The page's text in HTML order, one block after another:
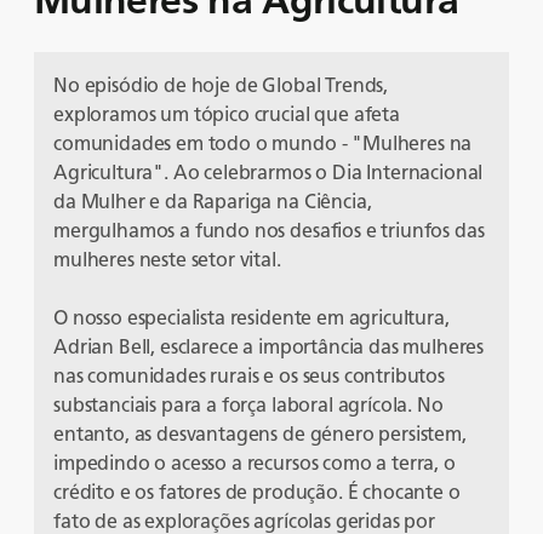
No episódio de hoje de Global Trends,
exploramos um tópico crucial que afeta
comunidades em todo o mundo - "Mulheres na
Agricultura". Ao celebrarmos o Dia Internacional
da Mulher e da Rapariga na Ciência,
mergulhamos a fundo nos desafios e triunfos das
mulheres neste setor vital.
O nosso especialista residente em agricultura,
Adrian Bell, esclarece a importância das mulheres
nas comunidades rurais e os seus contributos
substanciais para a força laboral agrícola. No
entanto, as desvantagens de género persistem,
impedindo o acesso a recursos como a terra, o
crédito e os fatores de produção. É chocante o
fato de as explorações agrícolas geridas por